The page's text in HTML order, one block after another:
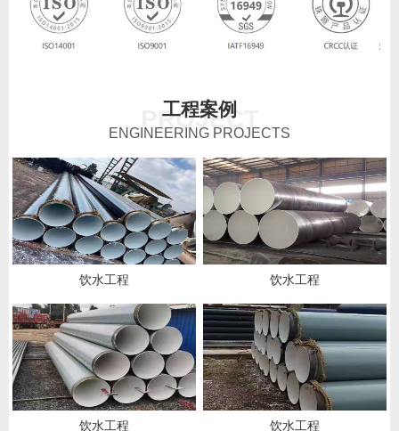
PROJECT
工程案例
ENGINEERING PROJECTS
饮水工程 饮水工程
饮水工程 饮水工程